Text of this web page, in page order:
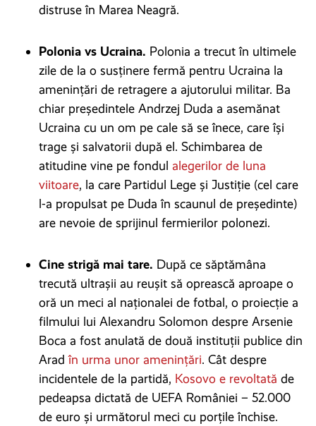
distruse în Marea Neagră.
Polonia vs Ucraina. Polonia a trecut în ultimele
zile de la o susținere fermă pentru Ucraina la
amenințări de retragere a ajutorului militar. Ba
chiar președintele Andrzej Duda a asemănat
Ucraina cu un om pe cale să se înece, care își
trage și salvatorii după el. Schimbarea de
atitudine vine pe fondul alegerilor de luna
viitoare, la care Partidul Lege și Justiție (cel care
l-a propulsat pe Duda în scaunul de președinte)
are nevoie de sprijinul fermierilor polonezi.
Cine strigă mai tare. După ce săptămâna
trecută ultrașii au reușit să oprească aproape o
oră un meci al naționalei de fotbal, o proiecție a
filmului lui Alexandru Solomon despre Arsenie
Boca a fost anulată de două instituții publice din
Aradîn urma unor amenințări. Cât despre
incidentele de la partidă, Kosovo e revoltată de
pedeapsa dictată de UEFA României – 52.000
de euro și următorul meci cu porțile închise.